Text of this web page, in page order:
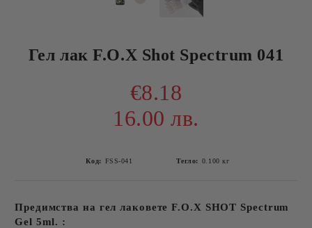
Гел лак F.O.X Shot Spectrum 041
€8.18
16.00 лв.
Код: FSS-041 Тегло: 0.100 кг
Предимства на гел лаковете F.O.X SHOT Spectrum
Gel 5ml. :